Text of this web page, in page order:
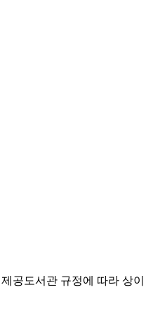
공도서관 규정에 따라 상이